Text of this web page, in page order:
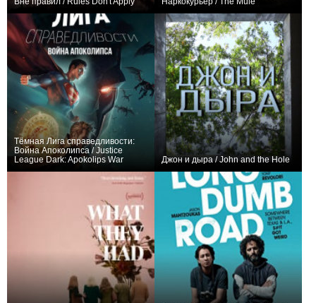
Тёмная Лига справедливости:
Война Апоколипса / Justice
League Dark: Apokolips War
Джон и дыра / John and the Hole